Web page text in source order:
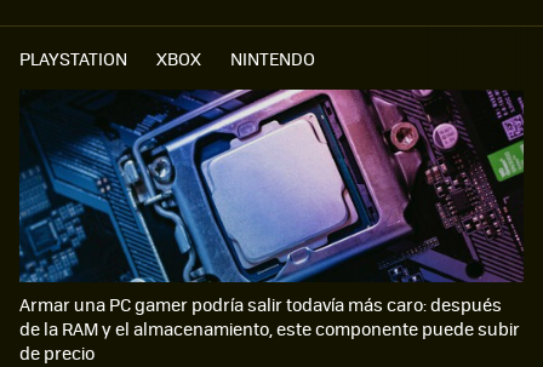
PLAYSTATION XBOX NINTENDO
Armar una PC gamer podría salir todavía más caro: después
de la RAM y el almacenamiento, este componente puede subir
de precio